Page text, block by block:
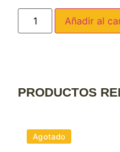
Añadir al
PRODUCTOS
Agotado